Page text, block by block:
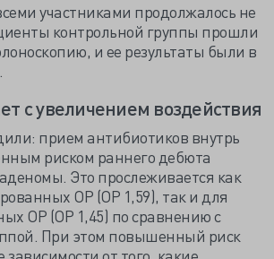
участниками продолжалось не
контрольной группы прошли
и ее результаты были в
с увеличением воздействия
прием антибиотиков внутрь
риском раннего дебюта
Это прослеживается как
ОР (ОР 1,59), так и для
ОР (ОР 1,45) по сравнению с
При этом повышенный риск